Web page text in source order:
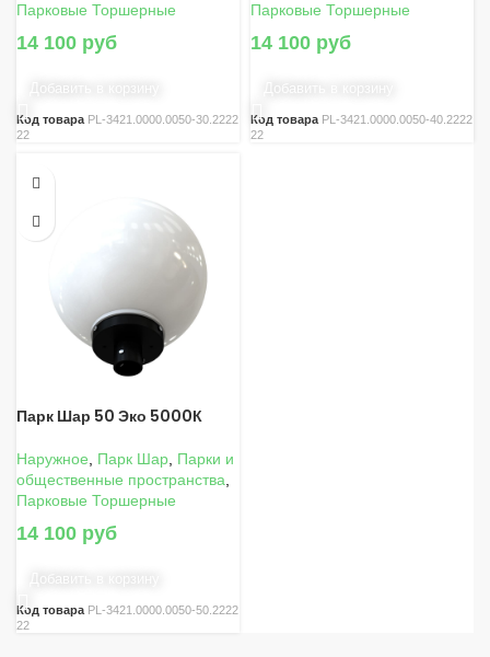
Парковые Торшерные
14 100 руб
Код товара PL-3421.0000.0050-30.2222
22
Парковые Торшерные
14 100 руб
Код товара PL-3421.0000.0050-40.2222
22
Парк Шар 50 Эко 5000К
Наружное Парк Шар Парки и
общественные пространства
Парковые Торшерные
14 100 руб
Код товара PL-3421.0000.0050-50.2222
22